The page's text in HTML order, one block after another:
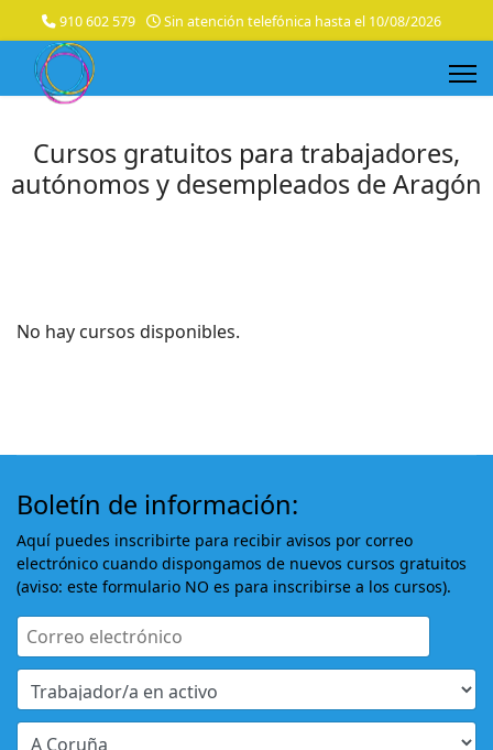
910 602 579 Sin atención telefónica hasta el 10/08/2026
Cursos gratuitos para trabajadores,
autónomos y desempleados de Aragón
No hay cursos disponibles.
Boletín de información:
Aquí puedes inscribirte para recibir avisos por correo
electrónico cuando dispongamos de nuevos cursos gratuitos
(aviso: este formulario NO es para inscribirse a los cursos).